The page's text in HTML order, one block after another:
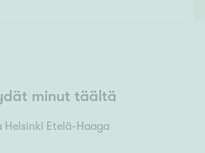
minut täältä